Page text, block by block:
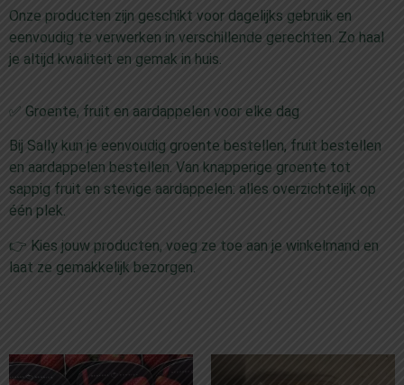
Onze producten zijn geschikt voor dagelijks gebruik en
eenvoudig te verwerken in verschillende gerechten. Zo haal
je altijd kwaliteit en gemak in huis.
✅ Groente, fruit en aardappelen voor elke dag
Bij Sally kun je eenvoudig groente bestellen, fruit bestellen
en aardappelen bestellen. Van knapperige groente tot
sappig fruit en stevige aardappelen: alles overzichtelijk op
één plek.
👉 Kies jouw producten, voeg ze toe aan je winkelmand en
laat ze gemakkelijk bezorgen.